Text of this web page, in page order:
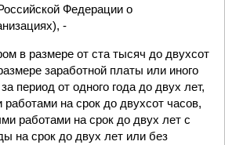
Федерации о
-
в размере от ста тысяч до двухсот
заработной платы или иного
период от одного года до двух лет,
на срок до двухсот часов,
работами на срок до двух лет с
на срок до двух лет или без